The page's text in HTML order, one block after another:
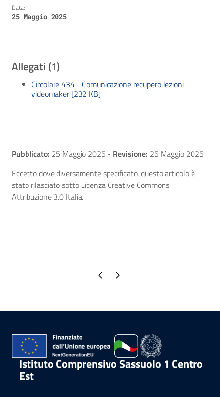
Data:
25 Maggio 2025
Allegati (1)
Circolare 434 - Comunicazione recupero lezioni
videomaker [232 KB]
Pubblicato: 25 Maggio 2025 - Revisione: 25 Maggio 2025
Eccetto dove diversamente specificato, questo articolo è
stato rilasciato sotto Licenza Creative Commons
Attribuzione 3.0 Italia.
Pagina precedente
Pagina successiva
Istituto Comprensivo Sassuolo 1 Centro
Est